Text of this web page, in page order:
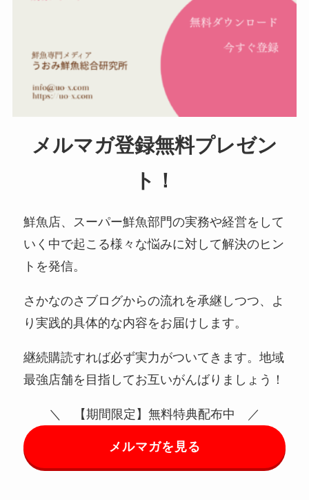
メルマガ登録無料プレゼン
ト！
鮮魚店、スーパー鮮魚部門の実務や経営をして
いく中で起こる様々な悩みに対して解決のヒン
トを発信。
さかなのさブログからの流れを承継しつつ、よ
り実践的具体的な内容をお届けします。
継続購読すれば必ず実力がついてきます。地域
最強店舗を目指してお互いがんばりましょう！
＼ 【期間限定】無料特典配布中 ／
メルマガを見る